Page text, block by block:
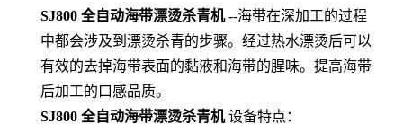
SJ800 全自动海带漂烫杀青机--海带在深加工的过程
中都会涉及到漂烫杀青的步骤。经过热水漂烫后可以
有效的去掉海带表面的黏液和海带的腥味。提高海带
后加工的口感品质。
SJ800 全自动海带漂烫杀青机设备特点：